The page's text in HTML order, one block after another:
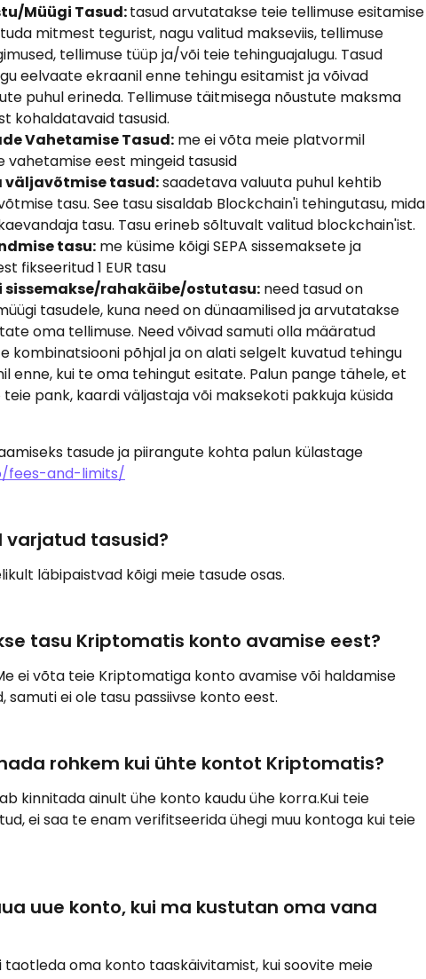
Müügi Tasud: tasud arvutatakse teie tellimuse esitamise
mitmest tegurist, nagu valitud makseviis, tellimuse
tellimuse tüüp ja/või teie tehinguajalugu. Tasud
eelvaate ekraanil enne tehingu esitamist ja võivad
puhul erineda. Tellimuse täitmisega nõustute maksma
kohaldatavaid tasusid.
Vahetamise Tasud: me ei võta meie platvormil
vahetamise eest mingeid tasusid
tasud: saadetava valuuta puhul kehtib
tasu. See tasu sisaldab Blockchain'i tehingutasu, mida
tasu. Tasu erineb sõltuvalt valitud blockchain'ist.
tasu: me küsime kõigi SEPA sissemaksete ja
fikseeritud 1 EUR tasu
sissemakse/rahakäibe/ostutasu: need tasud on
tasudele, kuna need on dünaamilised ja arvutatakse
oma tellimuse. Need võivad samuti olla määratud
kombinatsiooni põhjal ja on alati selgelt kuvatud tehingu
enne, kui te oma tehingut esitate. Palun pange tähele, et
pank, kaardi väljastaja või maksekoti pakkuja küsida
tasude ja piirangute kohta palun külastage
fees-and-limits/
varjatud tasusid?
läbipaistvad kõigi meie tasude osas.
tasu Kriptomatis konto avamise eest?
ei võta teie Kriptomatiga konto avamise või haldamise
samuti ei ole tasu passiivse konto eest.
rohkem kui ühte kontot Kriptomatis?
kinnitada ainult ühe konto kaudu ühe korra.Kui teie
ei saa te enam verifitseerida ühegi muu kontoga kui teie
uue konto, kui ma kustutan oma vana
taotleda oma konto taaskäivitamist, kui soovite meie